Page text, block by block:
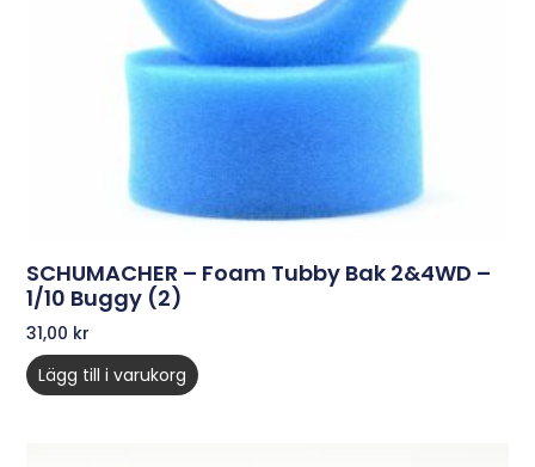
SCHUMACHER – Foam Tubby Bak 2&4WD –
1/10 Buggy (2)
31,00 kr
Lägg till i varukorg